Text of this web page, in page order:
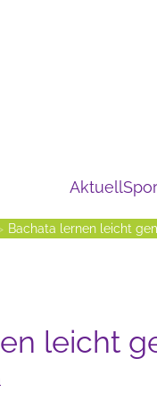
Aktuell
Bachata lernen leicht
leicht